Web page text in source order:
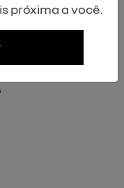
próxima a você.